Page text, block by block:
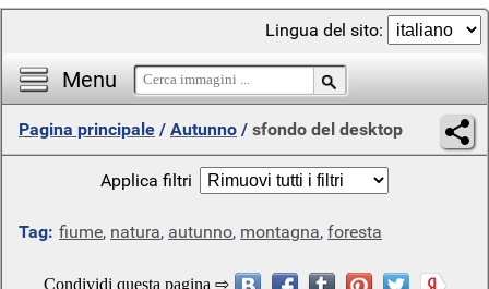
Menu
Lingua del sito:
Pagina principale / Autunno / sfondo del desktop
Applica filtri
Tag: fiume, natura, autunno, montagna, foresta